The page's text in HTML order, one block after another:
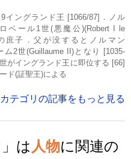
イングランド王 [1066/87]．ノル
ベール1世(悪魔公)(Robert I le
庶子．父が没するとノルマン
ム2世(Guillaume II)となり [1035-
がイングランド王に即位する [66]
ド(証聖王)による
テゴリの記事をもっと見る
は 人物に関連の